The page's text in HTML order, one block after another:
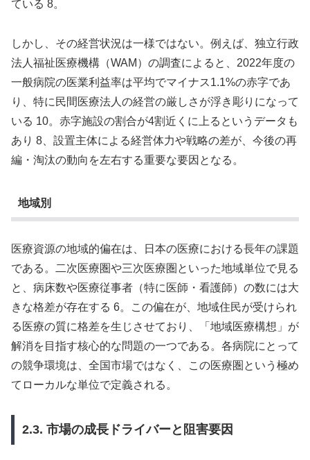
ている 8。
しかし、その経営状況は一様ではない。例えば、独立行政
法人福祉医療機構（WAM）の調査によると、2022年度の
一般病院の医業利益率は平均でマイナス1.1%の赤字であ
り、特に民間医療法人の経営の厳しさが浮き彫りになって
いる 10。赤字施設の割合が4割近くに上るというデータも
あり 8、設置主体による経営体力や戦略の差が、今後の再
編・淘汰の動向を左右する重要な要因となる。
地域別
医療資源の地域的偏在は、日本の医療における長年の課題
である。二次医療圏や三次医療圏といった地域単位で見る
と、病床数や医療従事者（特に医師・看護師）の数には大
きな格差が存在する 6。この偏在が、地域住民が受けられ
る医療の質に格差を生じさせており、「地域医療構想」が
解消を目指す核心的な問題の一つである。各病院にとって
の競争環境は、全国市場ではなく、この医療圏という極め
てローカルな単位で定義される。
2.3. 市場の成長ドライバーと阻害要因